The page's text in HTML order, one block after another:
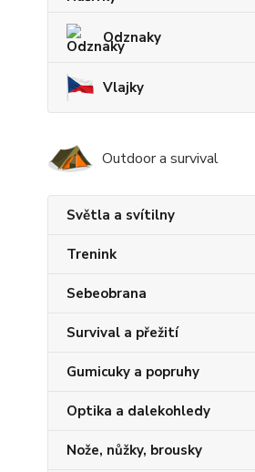
Odznaky
Vlajky
Outdoor a survival
Světla a svítilny
Trenink
Sebeobrana
Survival a přežití
Gumicuky a popruhy
Optika a dalekohledy
Nože, nůžky, brousky